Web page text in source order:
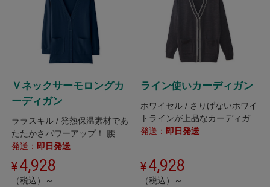
Ｖネックサーモロングカ
ーディガン
ララスキル / 発熱保温素材であ
たたかさパワーアップ！ 腰ま
わりがすっぽり隠れるロング
丈。
発送： 即日発送
4,928
（税込）～
ライン使いカーディガン
ホワイセル / さりげないホワイ
トラインが上品なカーディガン
です。
発送： 即日発送
4,928
（税込）～